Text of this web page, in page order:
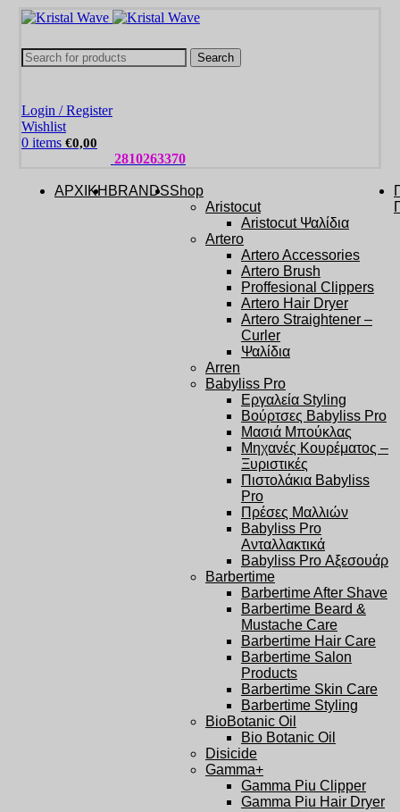
Search
Login / Register
Wishlist
0 items €0,00
2810263370
ΑΡΧΙΚΗ BRANDSShop
Aristocut
Aristocut Ψαλίδια
Artero
Artero Accessories
Artero Brush
Proffesional Clippers
Artero Hair Dryer
Artero Straightener –
Curler
Ψαλίδια
Arren
Babyliss Pro
Εργαλεία Styling
Βούρτσες Babyliss Pro
Μασιά Μπούκλας
Μηχανές Κουρέματος –
Ξυριστικές
Πιστολάκια Babyliss
Pro
Πρέσες Μαλλιών
Babyliss Pro
Ανταλλακτικά
Babyliss Pro Αξεσουάρ
Barbertime
Barbertime After Shave
Barbertime Beard &
Mustache Care
Barbertime Hair Care
Barbertime Salon
Products
Barbertime Skin Care
Barbertime Styling
BioBotanic Oil
Bio Botanic Oil
Disicide
Gamma+
Gamma Piu Clipper
Gamma Piu Hair Dryer